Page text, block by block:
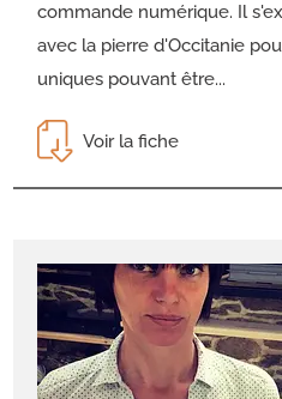
commande numérique. Il
avec la pierre d'Occitanie
uniques pouvant être...
Voir la fiche